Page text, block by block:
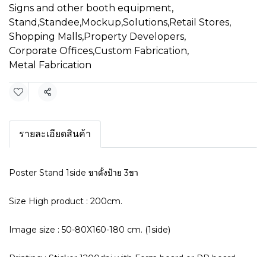
Signs and other booth equipment,
Stand,Standee,Mockup,Solutions,Retail Stores,
Shopping Malls,Property Developers,
Corporate Offices,Custom Fabrication,
Metal Fabrication
Share
รายละเอียดสินค้า
Poster Stand 1side ขาตั้งป้าย 3ขา
Size High product : 200cm.
Image size : 50-80X160-180 cm. (1side)